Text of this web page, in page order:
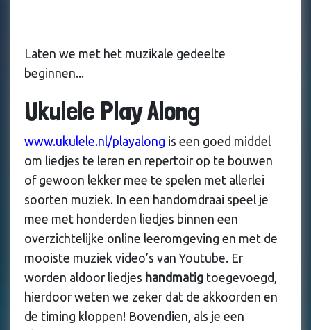
Laten we met het muzikale gedeelte
beginnen...
Ukulele Play Along
www.ukulele.nl/playalong is een goed middel
om liedjes te leren en repertoir op te bouwen
of gewoon lekker mee te spelen met allerlei
soorten muziek. In een handomdraai speel je
mee met honderden liedjes binnen een
overzichtelijke online leeromgeving en met de
mooiste muziek video’s van Youtube. Er
worden aldoor liedjes handmatig toegevoegd,
hierdoor weten we zeker dat de akkoorden en
de timing kloppen! Bovendien, als je een